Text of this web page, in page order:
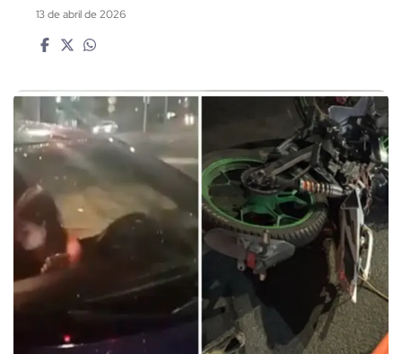
13 de abril de 2026